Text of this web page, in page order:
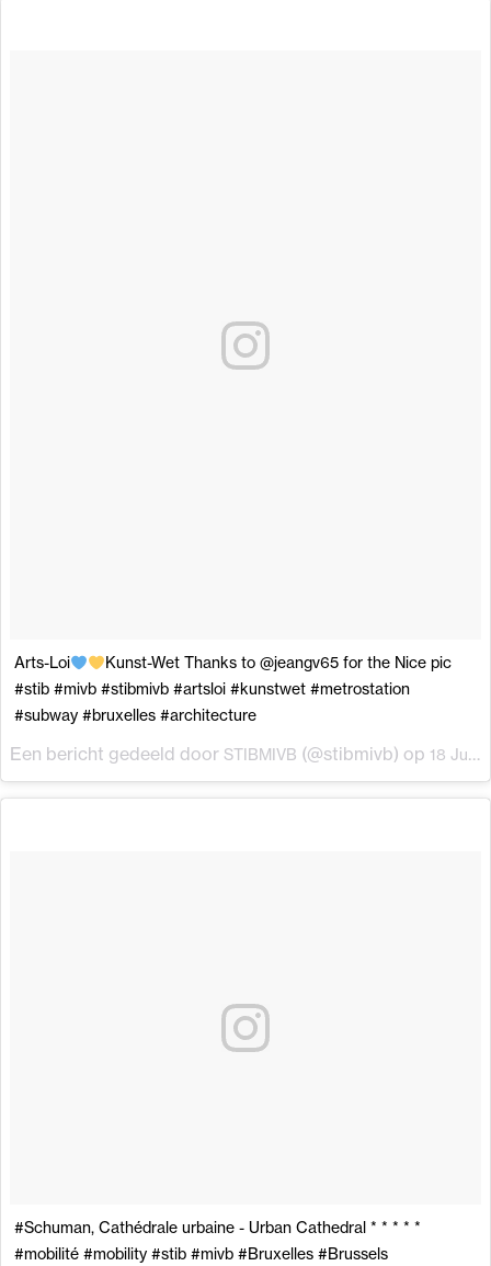
Arts-Loi
Kunst-Wet Thanks to @jeangv65 for the Nice pic
#stib #mivb #stibmivb #artsloi #kunstwet #metrostation
#subway #bruxelles #architecture
Een bericht gedeeld door STIBMIVB (@stibmivb) op 18 Jul 2017 om 1:48 (PDT)
#Schuman, Cathédrale urbaine - Urban Cathedral * * * * *
#mobilité #mobility #stib #mivb #Bruxelles #Brussels